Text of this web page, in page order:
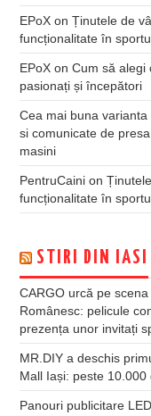
EPoX onȚinutele de
funcționalitate în
EPoX onCum să alegi
pasionați și începători
Cea mai buna
si comunicate de presa
masini
PentruCaini on
funcționalitate în
STIRI DIN IASI
CARGO urcă pe
Românesc: pelicule
prezența unor invitați
MR.DIY a deschis
Mall Iași: peste
Panouri publicitare